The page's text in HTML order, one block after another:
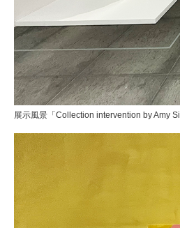
展示風景「Collection intervention by Amy